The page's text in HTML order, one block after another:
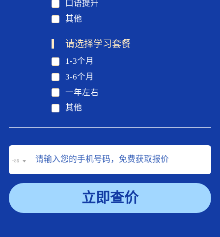
口语提升
其他
请选择学习套餐
1-3个月
3-6个月
一年左右
其他
+86
立即查价